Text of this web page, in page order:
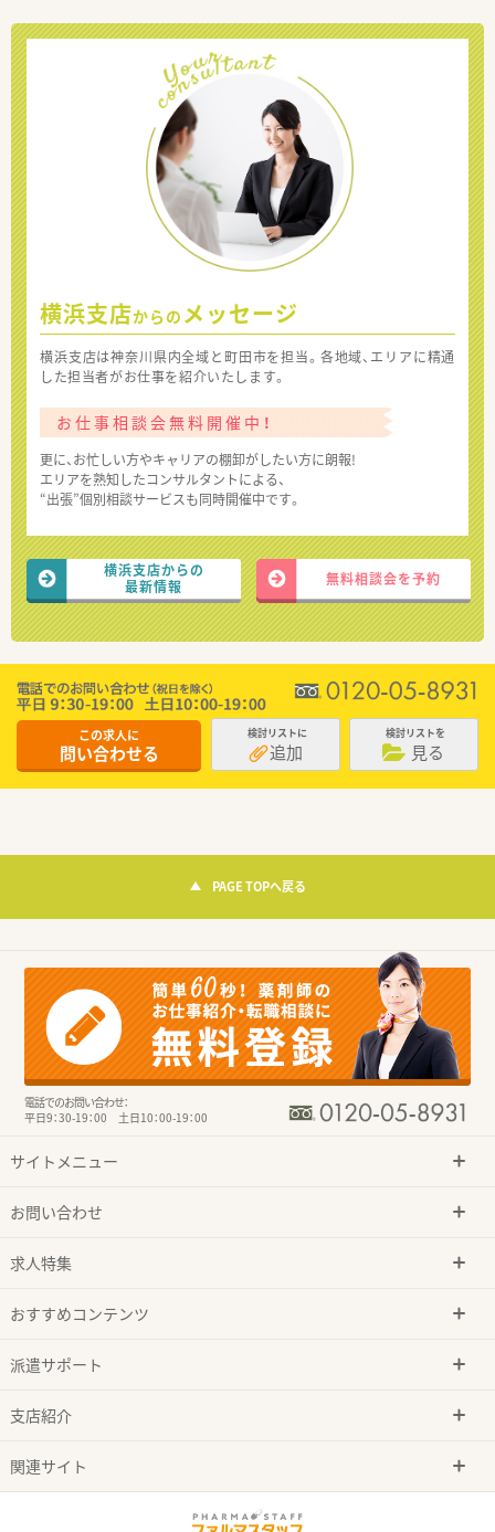
横浜支店からの メッセージ
横浜支店は神奈川県内全域と町田市を担当。各地域、エリアに精通
した担当者がお仕事を紹介いたします。
お仕事相談会無料開催中！
更に、お忙しい方やキャリアの棚卸がしたい方に朗報!
エリアを熟知したコンサルタントによる、
“出張”個別相談サービスも同時開催中です。
横浜支店からの
最新情報
無料相談会を予約
この求人に
問い合わせる
検討リストに
追加
検討リストを
見る
PAGE TOPへ戻る
電話でのお問い合わせ：
平日9：30-19：00 土日10：00-19：00
サイトメニュー
お問い合わせ
求人特集
おすすめコンテンツ
派遣サポート
支店紹介
関連サイト